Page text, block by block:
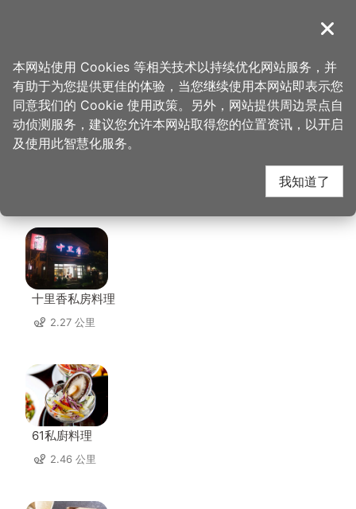
導覽
首页 > 想去的地方 > 住宿 > 城市商旅-桃园车站馆
城市商旅-桃园车站馆
周边店家
十里香私房料理
2.27 公里
61私廚料理
2.46 公里
关闭
本网站使用 Cookies 等相关技术以持续优化网站服务，并
有助于为您提供更佳的体验，当您继续使用本网站即表示您
同意我们的 Cookie 使用政策。另外，网站提供周边景点自
动侦测服务，建议您允许本网站取得您的位置资讯，以开启
及使用此智慧化服务。
我知道了